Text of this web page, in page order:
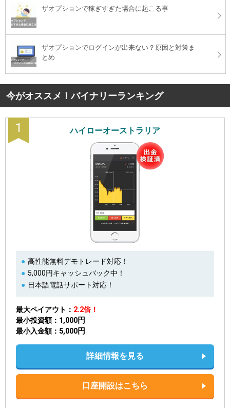
ザオプションで稼ぎすぎた場合に起こる事
ザオプションでログインが出来ない？原因と対策ま
とめ
今がオススメ！バイナリーランキング
1 ハイローオーストラリア
高性能無料デモトレード対応！
5,000円キャッシュバック中！
日本語電話サポート対応！
最大ペイアウト
2.2倍！
最小投資額
1,000円
最小入金額 5,000円
詳細情報を見る
口座開設はこちら